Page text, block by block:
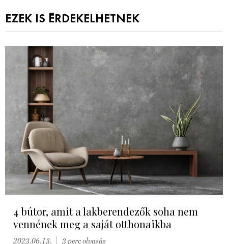
EZEK IS ÉRDEKELHETNEK
4 bútor, amit a lakberendezők soha nem
vennének meg a saját otthonaikba
2023.06.13. 3 perc olvasás